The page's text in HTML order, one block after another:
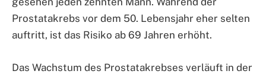
Prostatakrebs vor dem 50. Lebensjahr eher selten
auftritt, ist das Risiko ab 69 Jahren erhöht.
Das Wachstum des Prostatakrebses verläuft in der